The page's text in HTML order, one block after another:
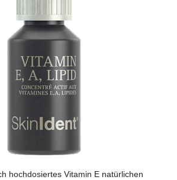
hochdosiertes Vitamin E natürlichen